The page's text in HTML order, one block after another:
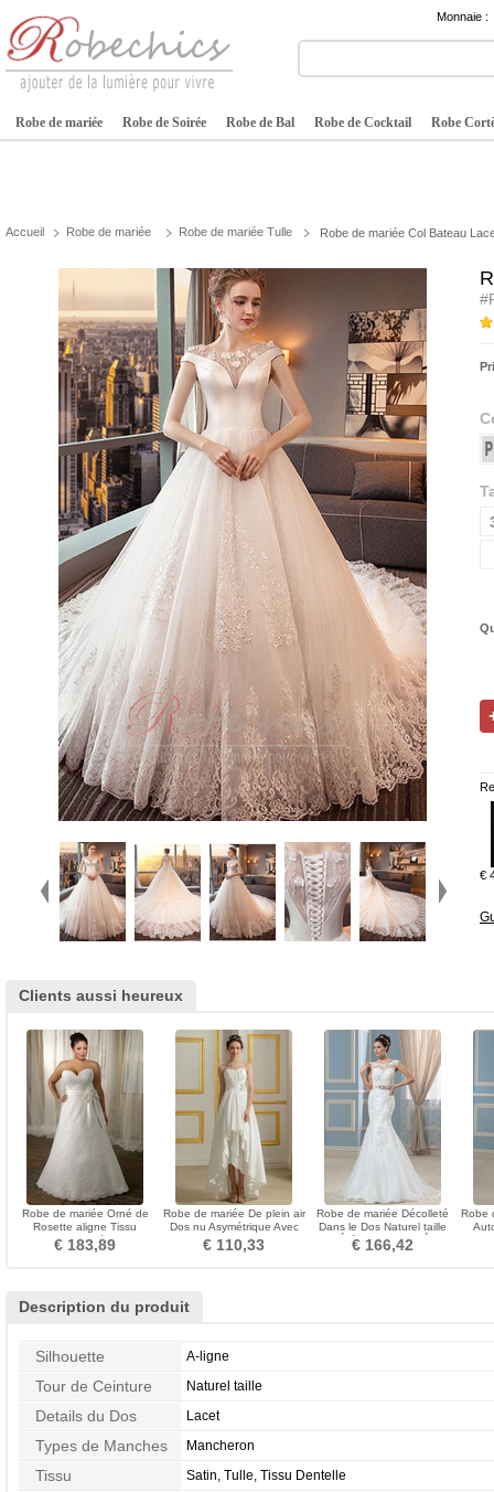
Monnaie :
Robe de mariée Robe de Soirée Robe de Bal Robe de Cocktail Robe
Accueil Robe de mariée Robe de mariée Tulle Robe de mariée Col Bateau
€
Clients aussi heureux
Robe de mariée Orné de
Rosette aligne Tissu
Dentelle Elégant
Cathédrale
€ 183,89
Robe de mariée De plein air
Dos nu Asymétrique Avec
Jacket Naturel taille
€ 110,33
Robe de mariée Décolleté
Dans le Dos Naturel taille
Chic Été Ceinture en Étoffe
€ 166,42
Robe
Description du produit
Silhouette A-ligne
Tour de Ceinture Naturel taille
Details du Dos Lacet
Types de Manches Mancheron
Tissu Satin, Tulle, Tissu Dentelle